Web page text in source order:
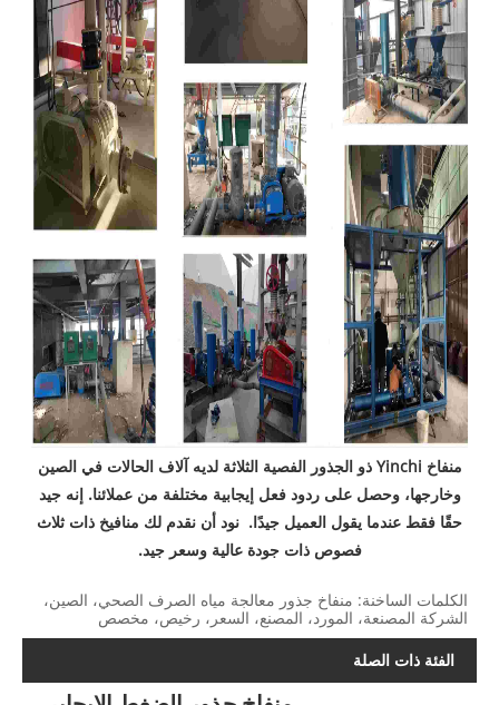
منفاخ Yinchi ذو الجذور الفصية الثلاثة لديه آلاف الحالات في الصين
وخارجها، وحصل على ردود فعل إيجابية مختلفة من عملائنا. إنه جيد
حقًا فقط عندما يقول العميل جيدًا. نود أن نقدم لك منافيخ ذات ثلاث
فصوص ذات جودة عالية وسعر جيد.
الكلمات الساخنة: منفاخ جذور معالجة مياه الصرف الصحي، الصين،
الشركة المصنعة، المورد، المصنع، السعر، رخيص، مخصص
الفئة ذات الصلة